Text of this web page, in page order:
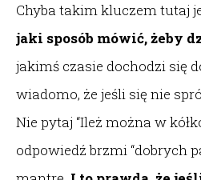
Chyba takim kluczem tutaj
jaki sposób mówić, żeby
jakimś czasie dochodzi się
wiadomo, że jeśli się nie
Nie pytaj “Ileż można w
odpowiedź brzmi “dobrych